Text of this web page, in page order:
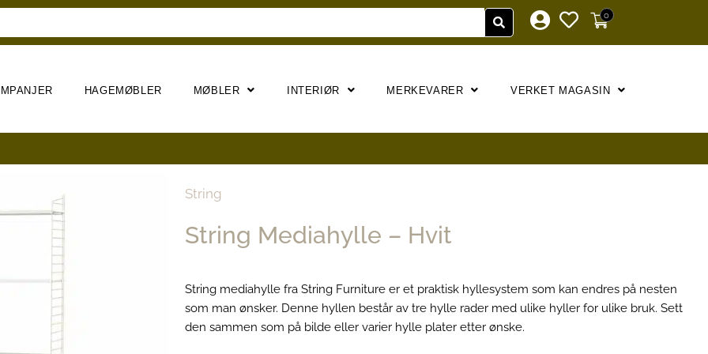
0
HAGEMØBLER MØBLER INTERIØR MERKEVARER VERKET MAGASIN
String
String Mediahylle – Hvit
String mediahylle fra String Furniture er et praktisk hyllesystem som kan endres på nesten
som man ønsker. Denne hyllen består av tre hylle rader med ulike hyller for ulike bruk. Sett
den sammen som på bilde eller varier hylle plater etter ønske.